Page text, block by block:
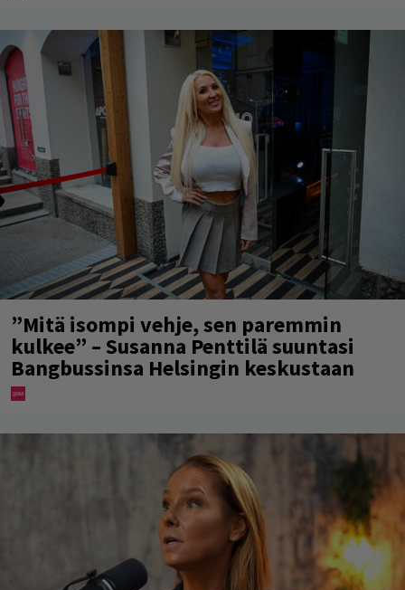
”Mitä isompi vehje, sen paremmin
kulkee” – Susanna Penttilä suuntasi
Bangbussinsa Helsingin keskustaan